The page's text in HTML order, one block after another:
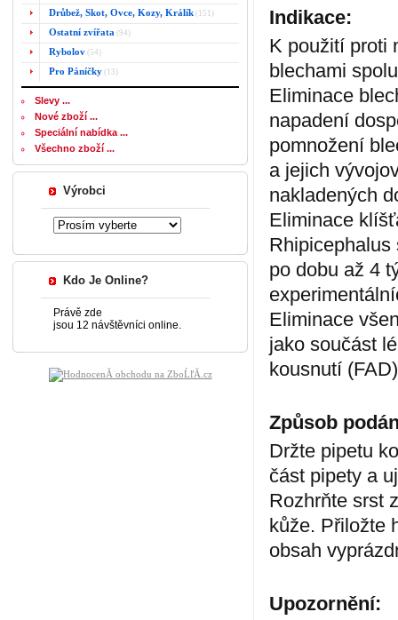
Drůbež, Skot, Ovce, Kozy, Králík (151)
Ostatní zvířata (94)
Rybolov (54)
Pro Páníčky (13)
Slevy ...
Nové zboží ...
Speciální nabídka ...
Všechno zboží ...
Výrobci
Kdo Je Online?
Právě zde
jsou 12 návštěvníci online.
Indikace:
K použití proti
blechami
Eliminace
napadení
pomnožení
a jejich
nakladených
Eliminace
po dobu až 4
Eliminace
jako součást
kousnutí (FAD)
Způsob
Držte pipetu
část pipety a
Rozhrňte srst
kůže. Přiložte
obsah
Upozornění: